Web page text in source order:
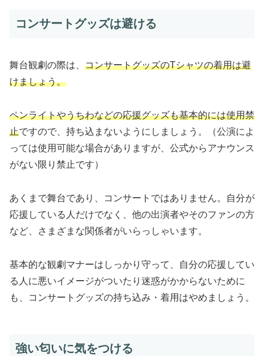
コンサートグッズは避ける
舞台観劇の際は、 コンサートグッズのTシャツの着用は避
けましょう。
ペンライトやうちわなどの応援グッズも基本的には使用禁
止ですので、持ち込まないようにしましょう。（公演によ
っては使用可能な場合がありますが、公式からアナウンス
がない限り禁止です）
あくまで舞台であり、コンサートではありません。自分が
応援している人だけでなく、他の出演者やそのファンの方
など、さまざまな関係者がいらっしゃいます。
基本的な観劇マナーはしっかり守って、自分の応援してい
る人に悪いイメージがついたり迷惑がかからないために
も、コンサートグッズの持ち込み・着用はやめましょう。
強い匂いに気をつける